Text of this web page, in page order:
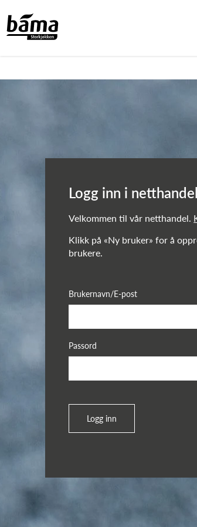
Netthandel!
Logg inn i netthandel
Velkommen til vår netthandel.
Klikk på «Ny bruker» for å
brukere.
Brukernavn/E-post
Passord
Logg inn